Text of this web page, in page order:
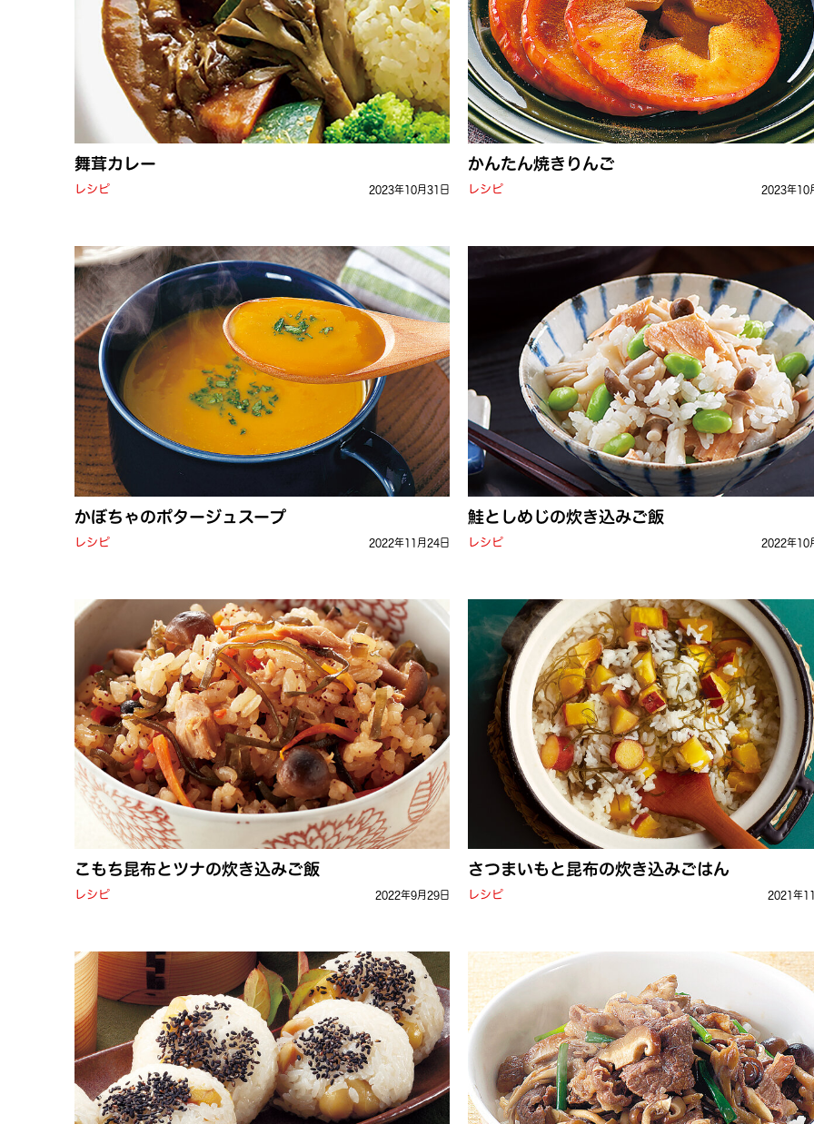
舞茸カレー
レシピ 2023年10月31日
かんたん焼きりんご
レシピ 2023年10
かぼちゃのポタージュスープ
レシピ 2022年11月24日
鮭としめじの炊き込みご飯
レシピ 2022年10
こもち昆布とツナの炊き込みご飯
レシピ 2022年9月29日
さつまいもと昆布の炊き込みごはん
レシピ 2021年